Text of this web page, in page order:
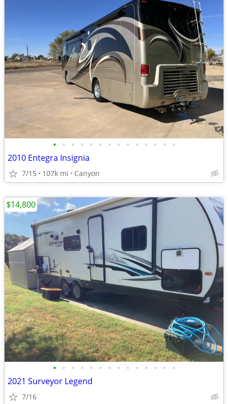
• • • • • • • • • • • • • •
2010 Entegra Insignia
7/15 107k mi Canyon
• • • • • • • • • • • • • •
2021 Surveyor Legend
7/16
$14,800